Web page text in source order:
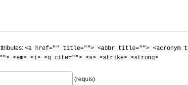
<a href="" title=""> <abbr title=""> <acronym
<em> <i> <q cite=""> <s> <strike> <strong>
(requis)